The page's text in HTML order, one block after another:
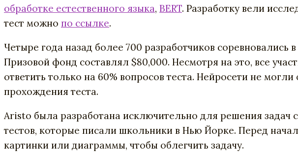
обработке естественного языка, BERT. Разработку вели
тест можно по ссылке.
Четыре года назад более 700 разработчиков соревновались
Призовой фонд составлял $80,000. Несмотря на это, все
ответить только на 60% вопросов теста. Нейросети не
прохождения теста.
Aristo была разработана исключительно для решения
тестов, которые писали школьники в Нью Йорке. Перед
картинки или диаграммы, чтобы облегчить задачу.